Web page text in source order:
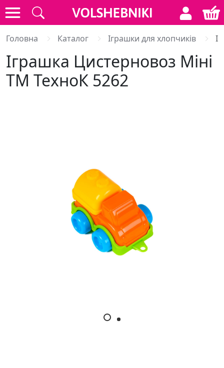
Головна Каталог Іграшки для хлопчиків
Іграшка Цистерновоз Міні
ТМ ТехноК 5262